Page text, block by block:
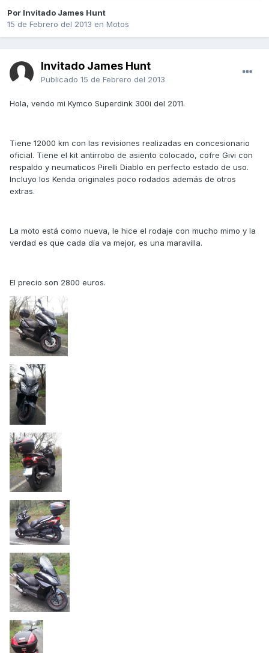
Por Invitado James Hunt
15 de Febrero del 2013 en Motos
Invitado James Hunt
Publicado 15 de Febrero del 2013
Hola, vendo mi Kymco Superdink 300i del 2011.
Tiene 12000 km con las revisiones realizadas en concesionario
oficial. Tiene el kit antirrobo de asiento colocado, cofre Givi con
respaldo y neumaticos Pirelli Diablo en perfecto estado de uso.
Incluyo los Kenda originales poco rodados además de otros
extras.
La moto está como nueva, le hice el rodaje con mucho mimo y la
verdad es que cada día va mejor, es una maravilla.
El precio son 2800 euros.